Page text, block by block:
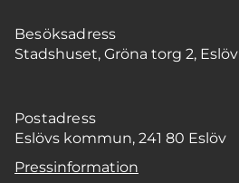
Besöksadress
Stadshuset, Gröna torg 2, Eslöv
Postadress
Eslövs kommun, 241 80 Eslöv
Pressinformation